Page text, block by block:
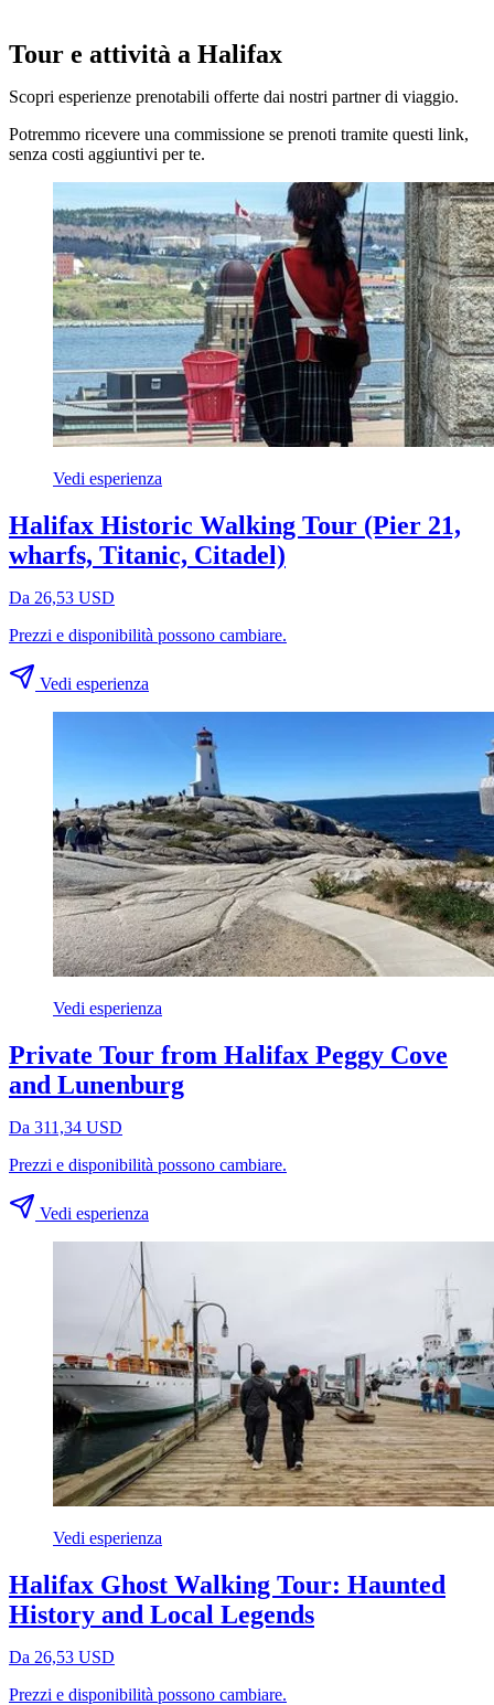
Tour e attività a Halifax
Scopri esperienze prenotabili offerte dai nostri partner di viaggio.
Potremmo ricevere una commissione se prenoti tramite questi link,
senza costi aggiuntivi per te.
Vedi esperienza
Halifax Historic Walking Tour (Pier 21,
wharfs, Titanic, Citadel)
Da 26,53 USD
Prezzi e disponibilità possono cambiare.
Vedi esperienza
Vedi esperienza
Private Tour from Halifax Peggy Cove
and Lunenburg
Da 311,34 USD
Prezzi e disponibilità possono cambiare.
Vedi esperienza
Vedi esperienza
Halifax Ghost Walking Tour: Haunted
History and Local Legends
Da 26,53 USD
Prezzi e disponibilità possono cambiare.